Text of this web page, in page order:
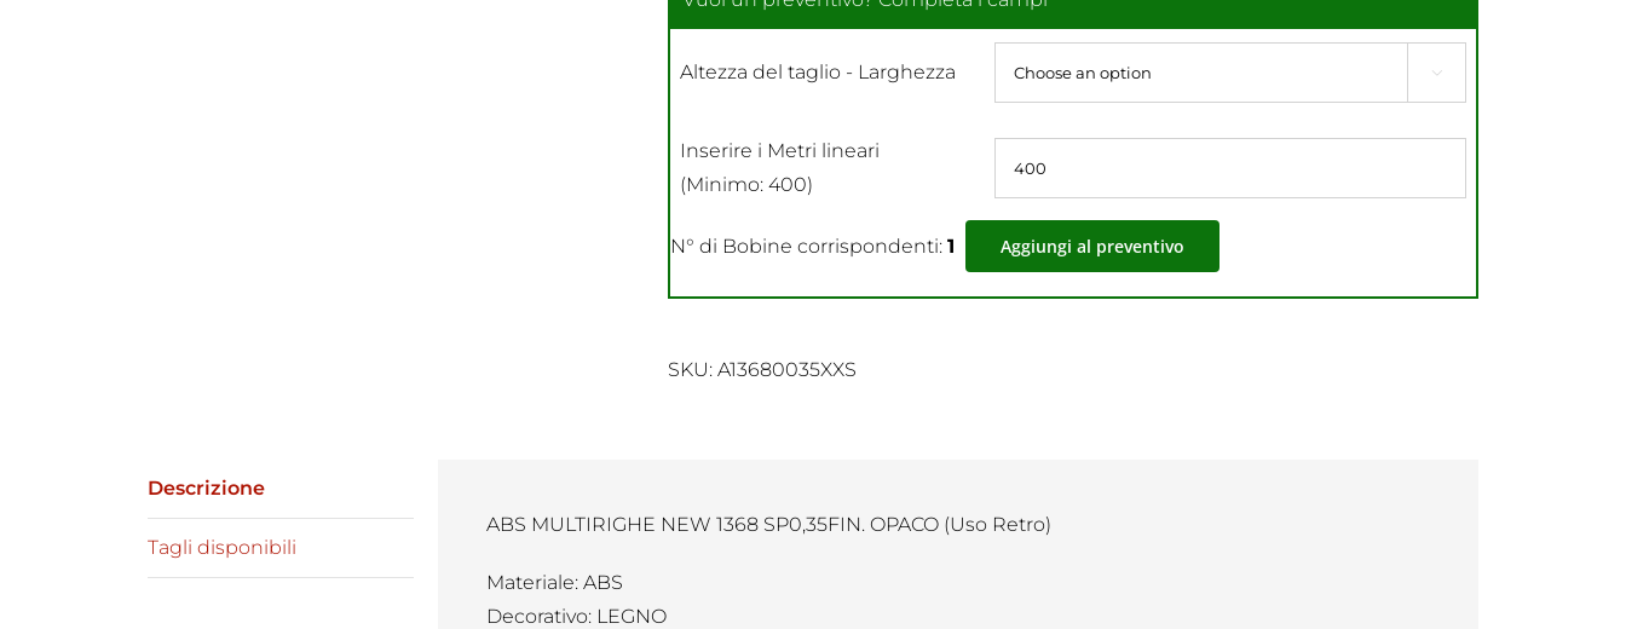
Altezza del taglio - Larghezza 
Inserire i Metri lineari
(Minimo: 400)
N° di Bobine corrispondenti: 1 Aggiungi al preventivo
SKU: A13680035XXS
Descrizione
Tagli disponibili
ABS MULTIRIGHE NEW 1368 SP0,35FIN. OPACO (Uso Retro)
Materiale: ABS
Decorativo: LEGNO